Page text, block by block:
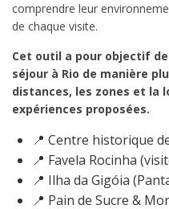
comprendre leur
de chaque visite.
Cet outil a pour objectif
séjour à Rio de manière
distances, les zones et la
expériences proposées.
📍 Centre historique
📍 Favela Rocinha
📍 Ilha da Gigóia
📍 Pain de Sucre &